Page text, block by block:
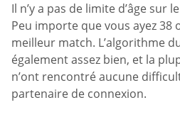
Il n’y a pas de limite d’âge sur
Peu importe que vous ayez 38
meilleur match. L’algorithme
également assez bien, et la
n’ont rencontré aucune
partenaire de connexion.